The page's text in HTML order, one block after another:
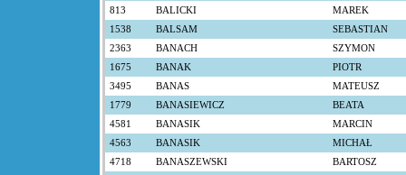
813
BALICKI
MAREK
1538
BALSAM
SEBASTIAN
2363
BANACH
SZYMON
1675
BANAK
PIOTR
3495
BANAS
MATEUSZ
1779
BANASIEWICZ
BEATA
4581
BANASIK
MARCIN
4563
BANASIK
MICHAŁ
4718
BANASZEWSKI
BARTOSZ